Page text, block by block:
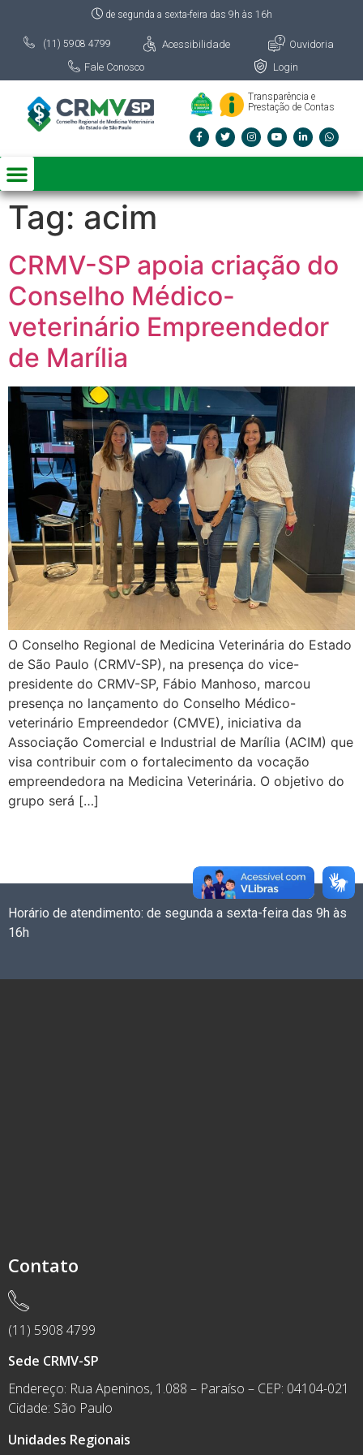
de segunda a sexta-feira das 9h às 16h
(11) 5908 4799 Acessibilidade
Ouvidoria
Fale Conosco
Login
Transparência e
Prestação de Contas
Tag: acim
CRMV-SP apoia criação do
Conselho Médico-
veterinário Empreendedor
de Marília
O Conselho Regional de Medicina Veterinária do Estado
de São Paulo (CRMV-SP), na presença do vice-
presidente do CRMV-SP, Fábio Manhoso, marcou
presença no lançamento do Conselho Médico-
veterinário Empreendedor (CMVE), iniciativa da
Associação Comercial e Industrial de Marília (ACIM) que
visa contribuir com o fortalecimento da vocação
empreendedora na Medicina Veterinária. O objetivo do
grupo será […]
Horário de atendimento: de segunda a sexta-feira das 9h às
16h
Contato
(11) 5908 4799
Sede CRMV-SP
Endereço: Rua Apeninos, 1.088 – Paraíso – CEP: 04104-021
Cidade: São Paulo
Unidades Regionais